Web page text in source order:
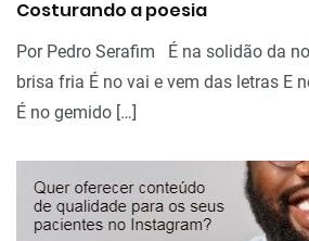
Costurando a poesia
Por Pedro Serafim É na solidão da
brisa fria É no vai e vem das letras E
É no gemido […]